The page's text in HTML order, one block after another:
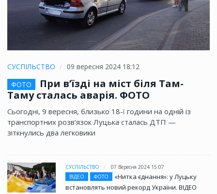
СУСПІЛЬСТВО
09 вересня 2024 18:12
ФОТО
При в’їзді на міст біля Там-
Таму сталась аварія. ФОТО
Сьогодні, 9 вересня, близько 18-ї години на одній із
транспортних розв’язок Луцька сталась ДТП —
зіткнулись два легковики
СУСПІЛЬСТВО
07 Вересня 2024 15:07
ВІДЕО
ФОТО
«Нитка єднання»: у Луцьку
встановлять новий рекорд України. ВІДЕО